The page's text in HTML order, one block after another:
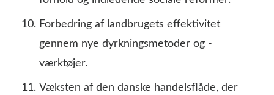
Forbedring af landbrugets effektivitet
gennem nye dyrkningsmetoder og -
værktøjer.
Væksten af den danske handelsflåde, der